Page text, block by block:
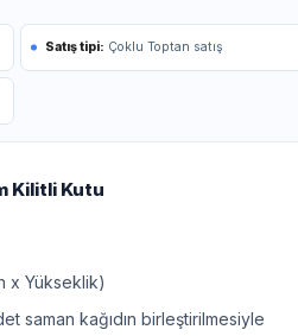
Satış tipi: Çoklu Toptan satış
Kilitli Kutu
x Yükseklik)
saman kağıdın birleştirilmesiyle